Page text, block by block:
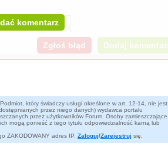
komentarz
który świadczy usługi określone w art. 12-14, nie jest
przez niego danych) wydawca portalu
przez użytkowników Forum. Osoby zamieszczające
mogą ponieść z tego tytułu odpowiedzialność karną lub
ZAKODOWANY adres IP. Zaloguj/Zarejestruj się.